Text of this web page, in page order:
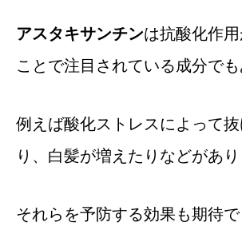
アスタキサンチンは抗酸化作
ことで注目されている成分でも
例えば酸化ストレスによって
り、白髪が増えたりなどがあり
それらを予防する効果も期待で